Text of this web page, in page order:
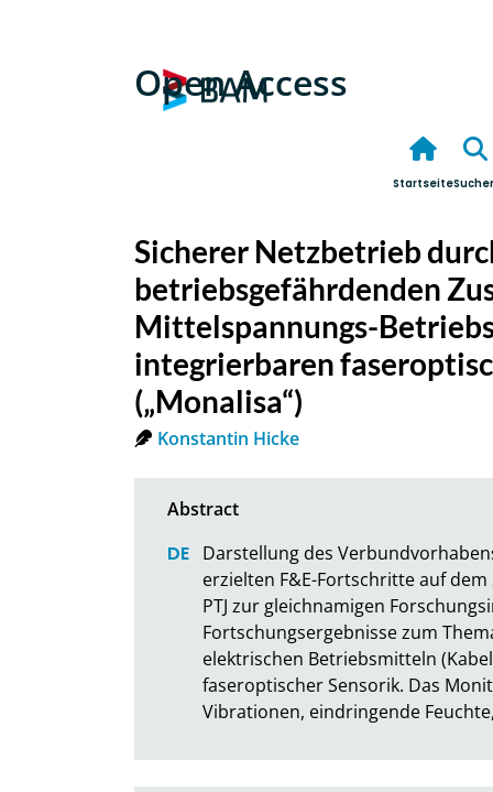
Open Access
Startseite
Sicherer Netzbetrieb
betriebsgefährdenden
Mittelspannungs-
integrierbaren
(„Monalisa“)
Konstantin Hicke
Darstellung des
erzielten F&E-Fortschritte auf
PTJ zur gleichnamigen
Fortschungsergebnisse zum
elektrischen Betriebsmitteln
faseroptischer Sensorik. Das
Vibrationen, eindringende